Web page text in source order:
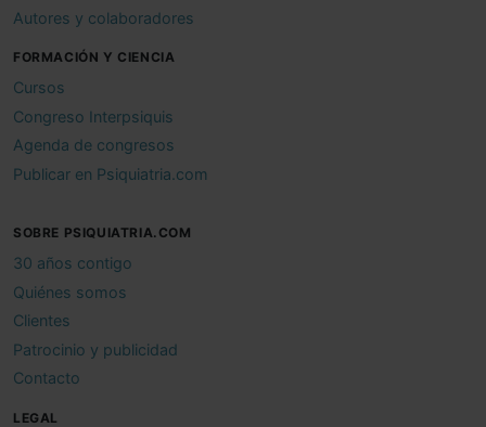
Autores y colaboradores
FORMACIÓN Y CIENCIA
Cursos
Congreso Interpsiquis
Agenda de congresos
Publicar en Psiquiatria.com
SOBRE PSIQUIATRIA.COM
30 años contigo
Quiénes somos
Clientes
Patrocinio y publicidad
Contacto
LEGAL